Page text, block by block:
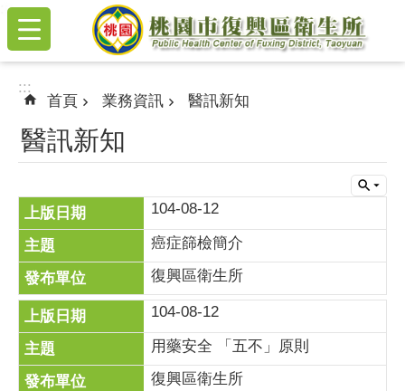
跳到主要內容區塊
:::
:::
首頁 業務資訊 醫訊新知
醫訊新知
104-08-12
癌症篩檢簡介
復興區衛生所
104-08-12
用藥安全 「五不」原則
復興區衛生所